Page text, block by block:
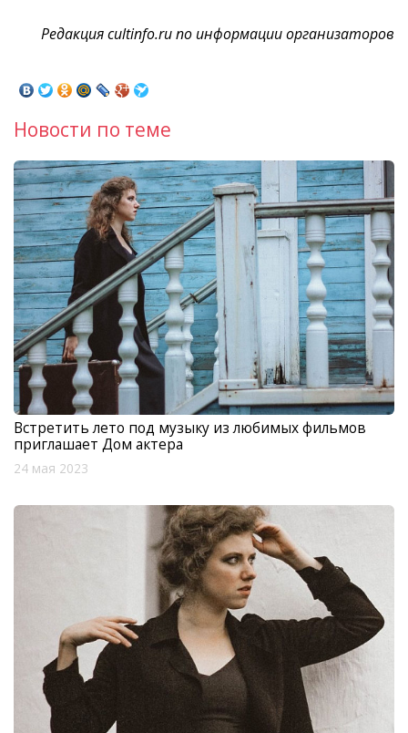
Редакция cultinfo.ru по информации организаторов
Новости по теме
Встретить лето под музыку из любимых фильмов
приглашает Дом актера
24 мая 2023